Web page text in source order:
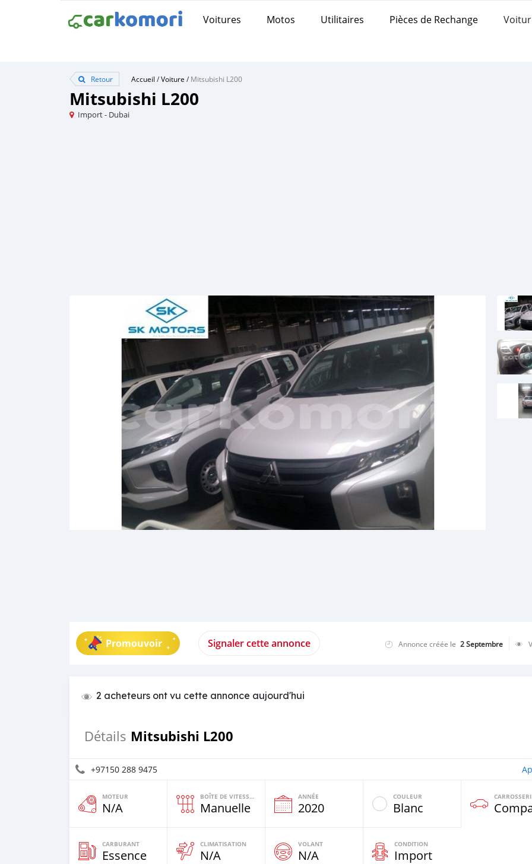
Voitures Motos Utilitaires Pièces de Rechange
Retour Accueil /Voiture /Mitsubishi L200
Mitsubishi L200
Import - Dubai
Promouvoir Signaler cette annonce Annonce créée le 2 Septembre
2 acheteurs ont vu cette annonce aujourd'hui
Détails Mitsubishi L200
+97150 288 9475
MOTEUR
N/A
BOÎTE DE VITESSES
Manuelle
ANNÉE
2020
COULEUR
Blanc
CARBURANT
Essence
CLIMATISATION
N/A
VOLANT
N/A
CONDITION
Import